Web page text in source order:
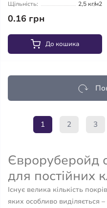
Щільність:
2,5 кг/м2
0.16 грн
До кошика
1 2 3
Євроруберойд
для постійних
Існує велика кількість
яких особливо виділяється